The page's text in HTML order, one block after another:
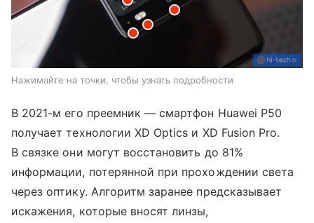
Нажимайте на точки, чтобы узнать подробности
В 2021-м его преемник — смартфон Huawei P50
получает технологии XD Optics и XD Fusion Pro.
В связке они могут восстановить до 81%
информации, потерянной при прохождении света
через оптику. Алгоритм заранее предсказывает
искажения, которые вносят линзы,